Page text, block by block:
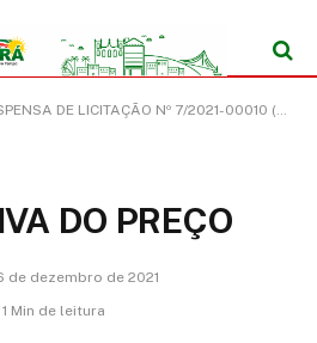
DE LICITAÇÃO Nº 7/2021-00010 (LOCAÇÃO DE IMÓVEL PARA FINS NÃO RESIDENCIAIS, PARA O FUNCIONAMENTO DA CASA DO IDOSO)
DO PREÇO
de dezembro de 2021
1 Min de leitura